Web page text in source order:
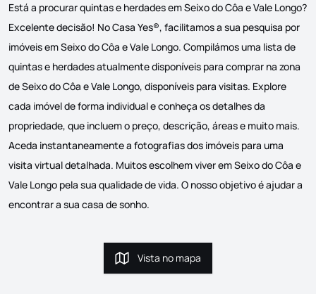
Está a procurar quintas e herdades em Seixo do Côa e Vale Longo?
Excelente decisão! No Casa Yes®, facilitamos a sua pesquisa por
imóveis em Seixo do Côa e Vale Longo. Compilámos uma lista de
quintas e herdades atualmente disponíveis para comprar na zona
de Seixo do Côa e Vale Longo, disponíveis para visitas. Explore
cada imóvel de forma individual e conheça os detalhes da
propriedade, que incluem o preço, descrição, áreas e muito mais.
Aceda instantaneamente a fotografias dos imóveis para uma
visita virtual detalhada. Muitos escolhem viver em Seixo do Côa e
Vale Longo pela sua qualidade de vida. O nosso objetivo é ajudar a
encontrar a sua casa de sonho.
Vista no mapa
Vista no mapa